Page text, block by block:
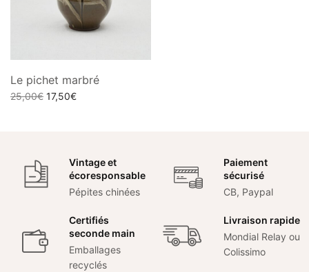
Le pichet marbré
25,00€ Le prix
17,50€Le prix
Vintage et
écoresponsable
Pépites chinées
Paiement
sécurisé
CB, Paypal
Certifiés
seconde main
Emballages
recyclés
Livraison rapide
Mondial Relay ou
Colissimo